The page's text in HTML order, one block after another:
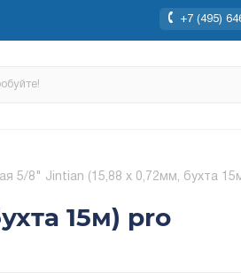
+7 (495)
5/8" Jintian (15,88 х 0,72мм, бухта
15м) pro